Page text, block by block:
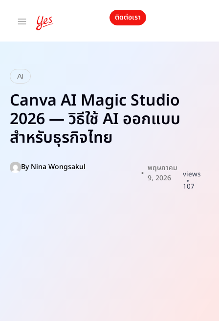
ติดต่อเรา
AI
Canva AI Magic Studio
2026 — วิธีใช้ AI ออกแบบ
สำหรับธุรกิจไทย
ByNina Wongsakul
พฤษภาคม
9, 2026
views
107